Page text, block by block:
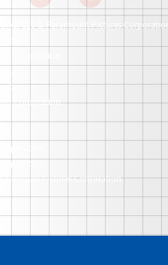
LLC & Paramount Pictures Corporation.
Corporation.
Corporation.
Pictures Corporation.